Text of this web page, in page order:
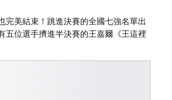
完美結束！跳進決賽的全國七強名單出
五位選手擠進半決賽的王嘉爾《王這裡